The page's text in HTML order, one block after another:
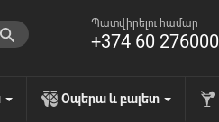
Պատվիրելու համար
+374 60 276000
Օպերա և բալետ